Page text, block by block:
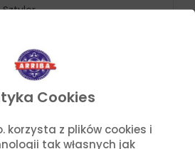
Cookies
korzysta z plików cookies i
tak własnych jak
Sztyler